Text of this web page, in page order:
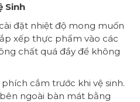
Sinh
đặt nhiệt độ mong muốn
xếp thực phẩm vào các
chất quá đầy để không
cắm trước khi vệ sinh.
ngoài bàn mát bằng